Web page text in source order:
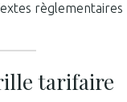
règlementaires
tarifaire